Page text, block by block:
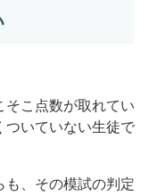
そこ点数が取れてい
ついていない生徒で
も、その模試の判定